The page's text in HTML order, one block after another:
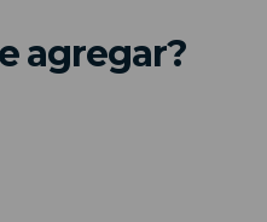
agregar?